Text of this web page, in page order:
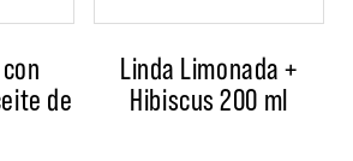
de
Linda Limonada +
Hibiscus 200 ml